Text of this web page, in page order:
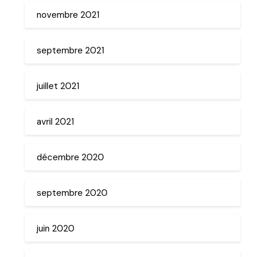
novembre 2021
septembre 2021
juillet 2021
avril 2021
décembre 2020
septembre 2020
juin 2020